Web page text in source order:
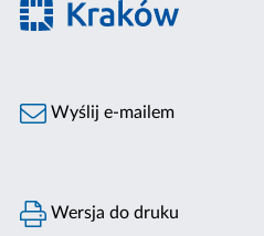
Wyślij e-mailem
Wersja do druku